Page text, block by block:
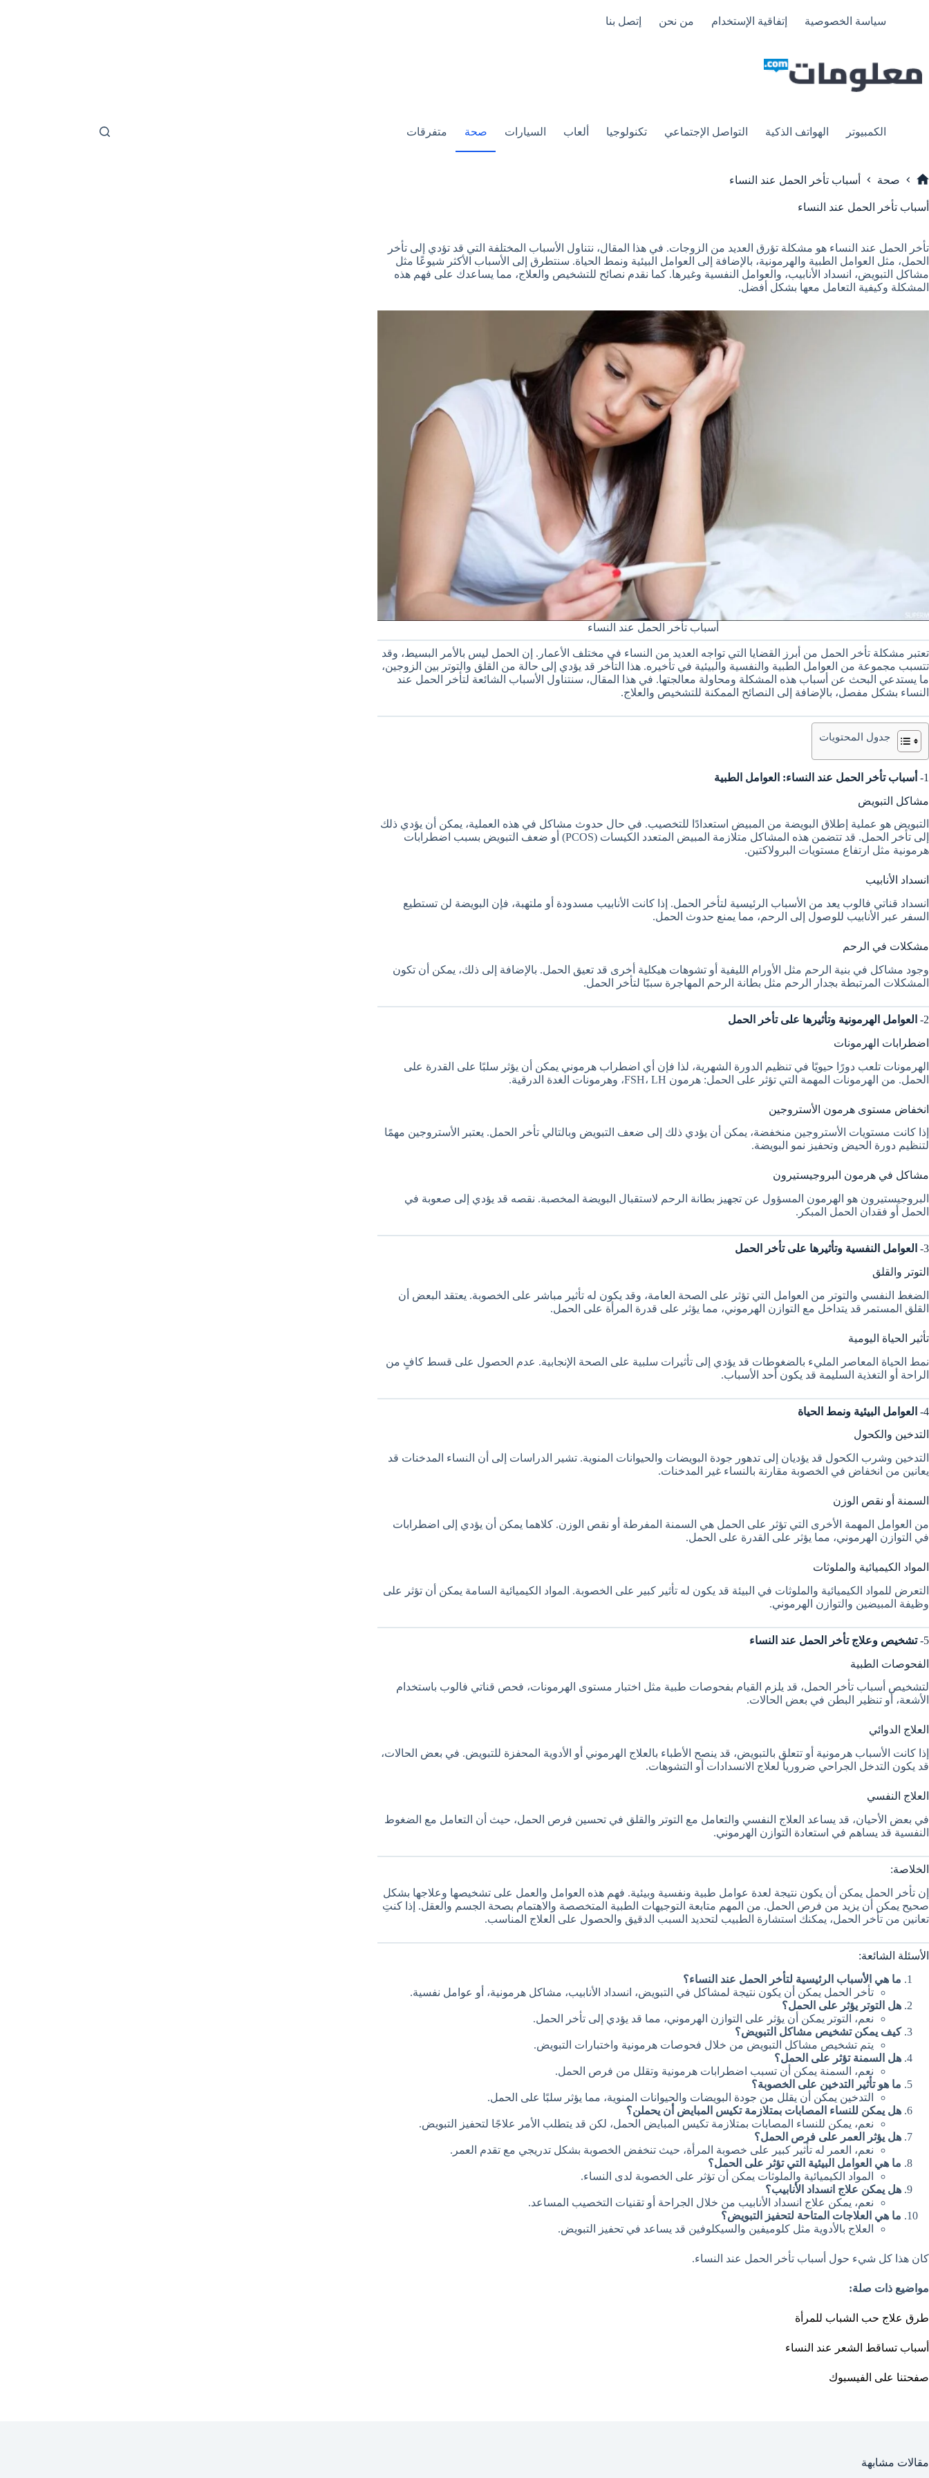
سياسة الخصوصية إتفاقية الإستخدام من نحن إتصل بنا
الكمبيوتر الهواتف الذكية التواصل الإجتماعي تكنولوجيا ألعاب السيارات صحة متفرقات
صحة أسباب تأخر الحمل عند النساء
أسباب تأخر الحمل عند النساء
تأخر الحمل عند النساء هو مشكلة تؤرق العديد من الزوجات. في هذا المقال، نتناول الأسباب المختلفة التي قد تؤدي إلى تأخر
الحمل، مثل العوامل الطبية والهرمونية، بالإضافة إلى العوامل البيئية ونمط الحياة. سنتطرق إلى الأسباب الأكثر شيوعًا مثل
مشاكل التبويض، انسداد الأنابيب، والعوامل النفسية وغيرها. كما نقدم نصائح للتشخيص والعلاج، مما يساعدك على فهم هذه
المشكلة وكيفية التعامل معها بشكل أفضل.
أسباب تأخر الحمل عند النساء
تعتبر مشكلة تأخر الحمل من أبرز القضايا التي تواجه العديد من النساء في مختلف الأعمار. إن الحمل ليس بالأمر البسيط، وقد
تتسبب مجموعة من العوامل الطبية والنفسية والبيئية في تأخيره. هذا التأخر قد يؤدي إلى حالة من القلق والتوتر بين الزوجين،
ما يستدعي البحث عن أسباب هذه المشكلة ومحاولة معالجتها. في هذا المقال، سنتناول الأسباب الشائعة لتأخر الحمل عند
النساء بشكل مفصل، بالإضافة إلى النصائح الممكنة للتشخيص والعلاج.
جدول المحتويات
1-
أسباب تأخر الحمل عند النساء: العوامل الطبية
مشاكل التبويض
التبويض هو عملية إطلاق البويضة من المبيض استعدادًا للتخصيب. في حال حدوث مشاكل في هذه العملية، يمكن أن يؤدي ذلك
إلى تأخر الحمل. قد تتضمن هذه المشاكل متلازمة المبيض المتعدد الكيسات (PCOS) أو ضعف التبويض بسبب اضطرابات
هرمونية مثل ارتفاع مستويات البرولاكتين.
انسداد الأنابيب
انسداد قناتي فالوب يعد من الأسباب الرئيسية لتأخر الحمل. إذا كانت الأنابيب مسدودة أو ملتهبة، فإن البويضة لن تستطيع
السفر عبر الأنابيب للوصول إلى الرحم، مما يمنع حدوث الحمل.
مشكلات في الرحم
وجود مشاكل في بنية الرحم مثل الأورام الليفية أو تشوهات هيكلية أخرى قد تعيق الحمل. بالإضافة إلى ذلك، يمكن أن تكون
المشكلات المرتبطة بجدار الرحم مثل بطانة الرحم المهاجرة سببًا لتأخر الحمل.
2-
العوامل الهرمونية وتأثيرها على تأخر الحمل
اضطرابات الهرمونات
الهرمونات تلعب دورًا حيويًا في تنظيم الدورة الشهرية، لذا فإن أي اضطراب هرموني يمكن أن يؤثر سلبًا على القدرة على
الحمل. من الهرمونات المهمة التي تؤثر على الحمل: هرمون FSH، LH، وهرمونات الغدة الدرقية.
انخفاض مستوى هرمون الأستروجين
إذا كانت مستويات الأستروجين منخفضة، يمكن أن يؤدي ذلك إلى ضعف التبويض وبالتالي تأخر الحمل. يعتبر الأستروجين مهمًا
لتنظيم دورة الحيض وتحفيز نمو البويضة.
مشاكل في هرمون البروجيستيرون
البروجيستيرون هو الهرمون المسؤول عن تجهيز بطانة الرحم لاستقبال البويضة المخصبة. نقصه قد يؤدي إلى صعوبة في
الحمل أو فقدان الحمل المبكر.
3-
العوامل النفسية وتأثيرها على تأخر الحمل
التوتر والقلق
الضغط النفسي والتوتر من العوامل التي تؤثر على الصحة العامة، وقد يكون له تأثير مباشر على الخصوبة. يعتقد البعض أن
القلق المستمر قد يتداخل مع التوازن الهرموني، مما يؤثر على قدرة المرأة على الحمل.
تأثير الحياة اليومية
نمط الحياة المعاصر المليء بالضغوطات قد يؤدي إلى تأثيرات سلبية على الصحة الإنجابية. عدم الحصول على قسط كافٍ من
الراحة أو التغذية السليمة قد يكون أحد الأسباب.
4-
العوامل البيئية ونمط الحياة
التدخين والكحول
التدخين وشرب الكحول قد يؤديان إلى تدهور جودة البويضات والحيوانات المنوية. تشير الدراسات إلى أن النساء المدخنات قد
يعانين من انخفاض في الخصوبة مقارنة بالنساء غير المدخنات.
السمنة أو نقص الوزن
من العوامل المهمة الأخرى التي تؤثر على الحمل هي السمنة المفرطة أو نقص الوزن. كلاهما يمكن أن يؤدي إلى اضطرابات
في التوازن الهرموني، مما يؤثر على القدرة على الحمل.
المواد الكيميائية والملوثات
التعرض للمواد الكيميائية والملوثات في البيئة قد يكون له تأثير كبير على الخصوبة. المواد الكيميائية السامة يمكن أن تؤثر على
وظيفة المبيضين والتوازن الهرموني.
5- تشخيص وعلاج تأخر الحمل عند النساء
الفحوصات الطبية
لتشخيص أسباب تأخر الحمل، قد يلزم القيام بفحوصات طبية مثل اختبار مستوى الهرمونات، فحص قناتي فالوب باستخدام
الأشعة، أو تنظير البطن في بعض الحالات.
العلاج الدوائي
إذا كانت الأسباب هرمونية أو تتعلق بالتبويض، قد ينصح الأطباء بالعلاج الهرموني أو الأدوية المحفزة للتبويض. في بعض الحالات،
قد يكون التدخل الجراحي ضرورياً لعلاج الانسدادات أو التشوهات.
العلاج النفسي
في بعض الأحيان، قد يساعد العلاج النفسي والتعامل مع التوتر والقلق في تحسين فرص الحمل، حيث أن التعامل مع الضغوط
النفسية قد يساهم في استعادة التوازن الهرموني.
الخلاصة:
إن تأخر الحمل يمكن أن يكون نتيجة لعدة عوامل طبية ونفسية وبيئية. فهم هذه العوامل والعمل على تشخيصها وعلاجها بشكل
صحيح يمكن أن يزيد من فرص الحمل. من المهم متابعة التوجيهات الطبية المتخصصة والاهتمام بصحة الجسم والعقل. إذا كنتِ
تعانين من تأخر الحمل، يمكنك استشارة الطبيب لتحديد السبب الدقيق والحصول على العلاج المناسب.
الأسئلة الشائعة:
ما هي الأسباب الرئيسية لتأخر الحمل عند النساء؟
تأخر الحمل يمكن أن يكون نتيجة لمشاكل في التبويض، انسداد الأنابيب، مشاكل هرمونية، أو عوامل نفسية.
هل التوتر يؤثر على الحمل؟
نعم، التوتر يمكن أن يؤثر على التوازن الهرموني، مما قد يؤدي إلى تأخر الحمل.
كيف يمكن تشخيص مشاكل التبويض؟
يتم تشخيص مشاكل التبويض من خلال فحوصات هرمونية واختبارات التبويض.
هل السمنة تؤثر على الحمل؟
نعم، السمنة يمكن أن تسبب اضطرابات هرمونية وتقلل من فرص الحمل.
ما هو تأثير التدخين على الخصوبة؟
التدخين يمكن أن يقلل من جودة البويضات والحيوانات المنوية، مما يؤثر سلبًا على الحمل.
هل يمكن للنساء المصابات بمتلازمة تكيس المبايض أن يحملن؟
نعم، يمكن للنساء المصابات بمتلازمة تكيس المبايض الحمل، لكن قد يتطلب الأمر علاجًا لتحفيز التبويض.
هل يؤثر العمر على فرص الحمل؟
نعم، العمر له تأثير كبير على خصوبة المرأة، حيث تنخفض الخصوبة بشكل تدريجي مع تقدم العمر.
ما هي العوامل البيئية التي تؤثر على الحمل؟
المواد الكيميائية والملوثات يمكن أن تؤثر على الخصوبة لدى النساء.
هل يمكن علاج انسداد الأنابيب؟
نعم، يمكن علاج انسداد الأنابيب من خلال الجراحة أو تقنيات التخصيب المساعد.
ما هي العلاجات المتاحة لتحفيز التبويض؟
العلاج بالأدوية مثل كلوميفين والسيكلوفين قد يساعد في تحفيز التبويض.
كان هذا كل شيء حول أسباب تأخر الحمل عند النساء.
مواضيع ذات صلة:
طرق علاج حب الشباب للمرأة
أسباب تساقط الشعر عند النساء
صفحتنا على الفيسبوك
مقالات مشابهة